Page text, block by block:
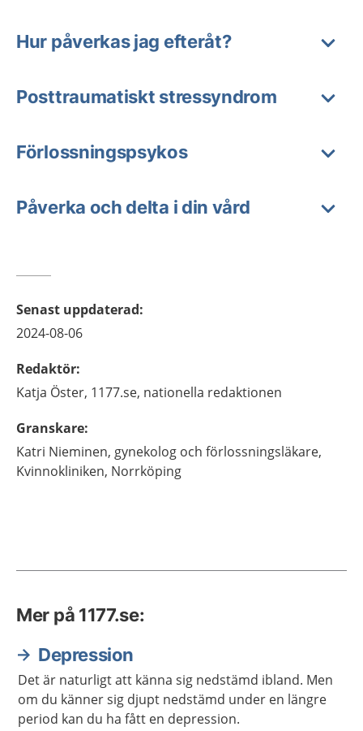
Hur påverkas jag efteråt?
Posttraumatiskt stressyndrom
Förlossningspsykos
Påverka och delta i din vård
Senast uppdaterad:
2024-08-06
Redaktör:
Katja Öster, 1177.se, nationella redaktionen
Granskare:
Katri Nieminen, gynekolog och förlossningsläkare,
Kvinnokliniken, Norrköping
Mer på 1177.se:
Depression
Det är naturligt att känna sig nedstämd ibland. Men
om du känner sig djupt nedstämd under en längre
period kan du ha fått en depression.